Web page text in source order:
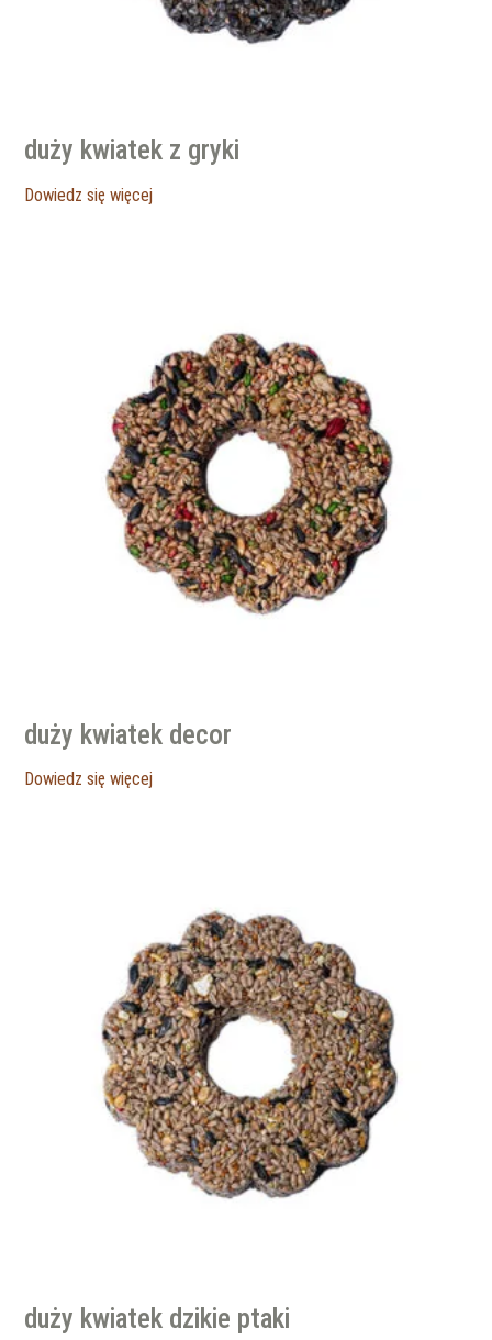
duży kwiatek z gryki
Dowiedz się więcej
duży kwiatek decor
Dowiedz się więcej
duży kwiatek dzikie ptaki